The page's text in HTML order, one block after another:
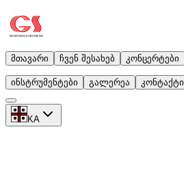
მთავარი ჩვენ შესახებ კონცერტები
ინსტრუმენტები გალერეა კონტაქტი
KA